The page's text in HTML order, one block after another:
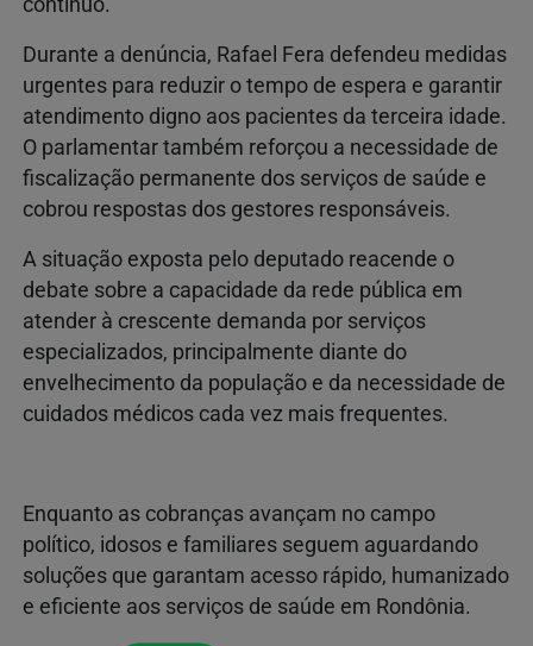
Durante a denúncia, Rafael Fera defendeu medidas
urgentes para reduzir o tempo de espera e garantir
atendimento digno aos pacientes da terceira idade.
O parlamentar também reforçou a necessidade de
fiscalização permanente dos serviços de saúde e
cobrou respostas dos gestores responsáveis.
A situação exposta pelo deputado reacende o
debate sobre a capacidade da rede pública em
atender à crescente demanda por serviços
especializados, principalmente diante do
envelhecimento da população e da necessidade de
cuidados médicos cada vez mais frequentes.
Enquanto as cobranças avançam no campo
político, idosos e familiares seguem aguardando
soluções que garantam acesso rápido, humanizado
e eficiente aos serviços de saúde em Rondônia.